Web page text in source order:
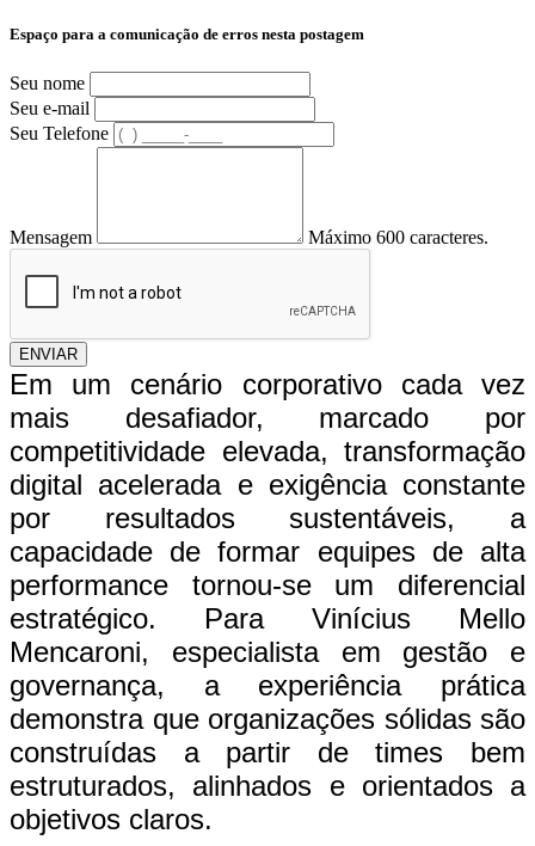
Espaço para a comunicação de erros nesta postagem
Seu nome
Seu e-mail
Seu Telefone
Mensagem Máximo 600 caracteres.
ENVIAR
Em um cenário corporativo cada vez
mais desafiador, marcado por
competitividade elevada, transformação
digital acelerada e exigência constante
por resultados sustentáveis, a
capacidade de formar equipes de alta
performance tornou-se um diferencial
estratégico. Para Vinícius Mello
Mencaroni, especialista em gestão e
governança, a experiência prática
demonstra que organizações sólidas são
construídas a partir de times bem
estruturados, alinhados e orientados a
objetivos claros.